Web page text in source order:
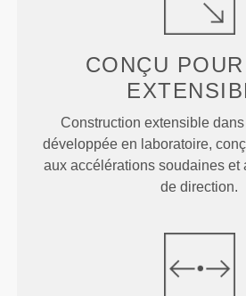
CONÇU POUR
Construction extensible
développée en laboratoire,
aux accélérations soudaines et
de direction.